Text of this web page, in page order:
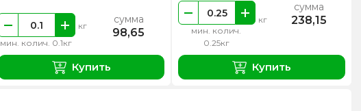
мин. колич. 0.1кг
кг сумма
98,65
Купить
мин. колич.
0.25кг
кг
сумма
238,15
Купить